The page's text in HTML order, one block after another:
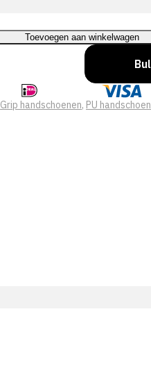
Toevoegen aan winkelwagen
Grip handschoenen, PU